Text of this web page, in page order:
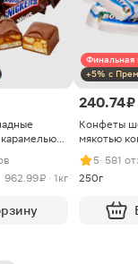
962.99 ₽ · 1кг
Финальная
+5% с
240.74 ₽
Конфеты
мякотью
5· 581
250г